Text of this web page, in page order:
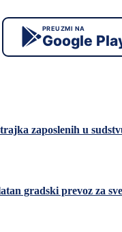
PREUZMI NA
Google
zaposlenih u
gradski prevoz za